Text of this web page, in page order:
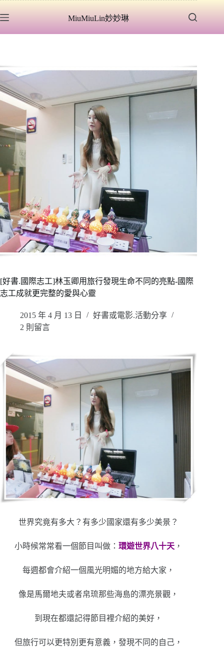
至
容
MiuMiuLin妙妙琳
[好書.國際志工]林玉卿用旅行發現生命不同的亮點-國際
志工成就更完整的愛與心靈
2015 年 4 月 13 日
好書或電影.活動分享
2 則留言
世界究竟有多大？有多少國家還有多少美景？
小時候常常看一個節目叫做：環遊世界八十天 ，
每週都會介紹一個風光明媚的地方給大家，
像是馬爾地夫或者帛琉那些海島的漂亮景觀，
到現在都還記得節目裡介紹的美好，
但旅行可以更特別更有意義，發現不同的自己，